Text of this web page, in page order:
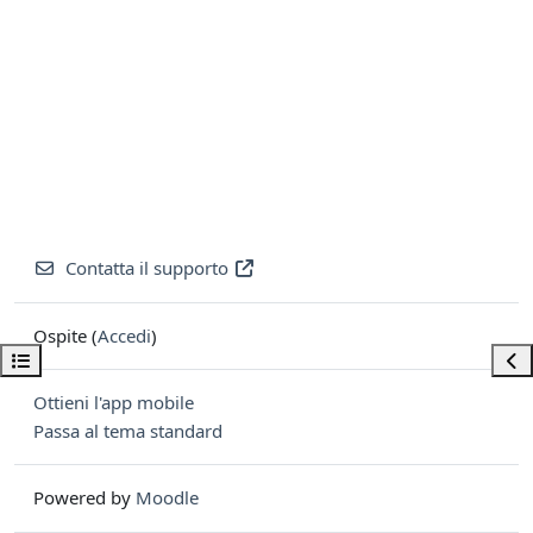
Apri indice del corso
Contatta il supporto
Ospite (Accedi)
Ottieni l'app mobile
Passa al tema standard
Powered by Moodle